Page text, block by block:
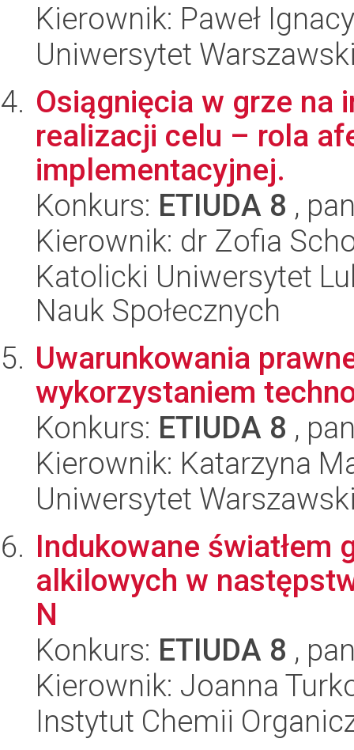
Kierownik: Paweł
Uniwersytet
Osiągnięcia w grze na
realizacji celu – rola
implementacyjnej.
Konkurs: ETIUDA 8 ,
Kierownik: dr Zofia
Katolicki Uniwersytet
Nauk Społecznych
Uwarunkowania
wykorzystaniem
Konkurs: ETIUDA 8 ,
Kierownik: Katarzyna
Uniwersytet
Indukowane światłem
alkilowych w
N
Konkurs: ETIUDA 8 ,
Kierownik: Joanna
Instytut Chemii